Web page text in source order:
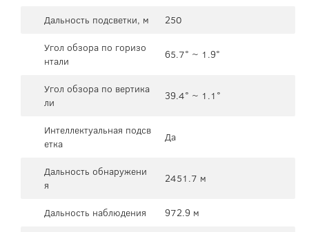
Дальность подсветки, м
250
Угол обзора по горизо
нтали
65.7° ~ 1.9°
Угол обзора по вертика
ли
39.4° ~ 1.1°
Интеллектуальная подсв
етка
Да
Дальность обнаружени
я
2451.7 м
Дальность наблюдения
972.9 м